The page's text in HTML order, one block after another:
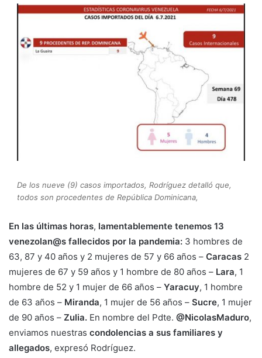
De los nueve (9) casos importados, Rodríguez detalló que,
todos son procedentes de República Dominicana,
En las últimas horas, lamentablemente tenemos 13
venezolan@s fallecidos por la pandemia: 3 hombres de
63, 87 y 40 años y 2 mujeres de 57 y 66 años – Caracas 2
mujeres de 67 y 59 años y 1 hombre de 80 años – Lara, 1
hombre de 52 y 1 mujer de 66 años – Yaracuy, 1 hombre
de 63 años – Miranda, 1 mujer de 56 años – Sucre, 1 mujer
de 90 años – Zulia. En nombre del Pdte. @NicolasMaduro,
enviamos nuestras condolencias a sus familiares y
allegados, expresó Rodríguez.